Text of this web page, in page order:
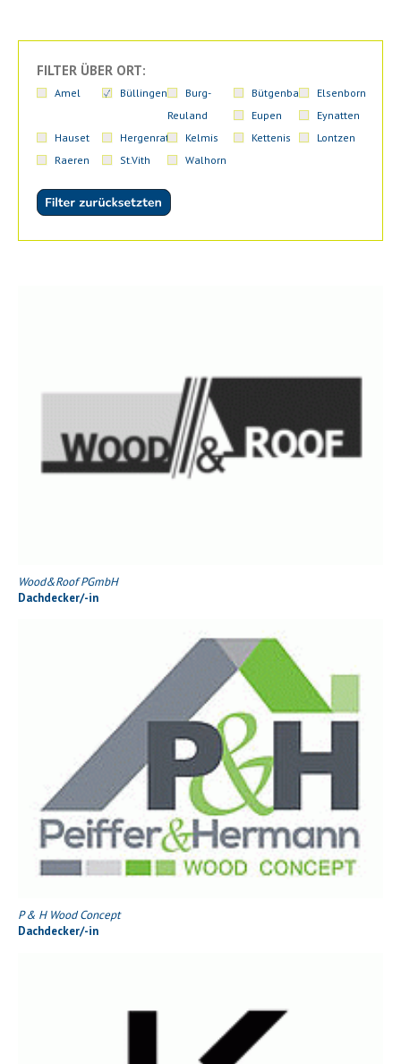
FILTER ÜBER ORT:
Amel Büllingen
Burg-
Reuland
Bütgenbach
Elsenborn
Eupen
Eynatten
Hauset
Hergenrath Kelmis Kettenis
Lontzen
Raeren
St.Vith Walhorn
Wood&Roof PGmbH
Dachdecker/-in
P & H Wood Concept
Dachdecker/-in